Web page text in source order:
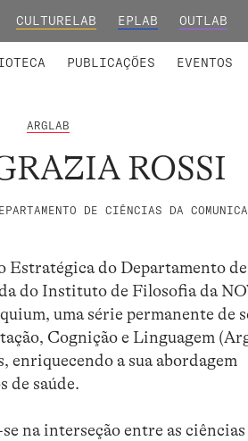
CULTURELAB EPLAB OUTLAB
PUBLICAÇÕES EVENTOS
ARGLAB
ROSSI
DE CIÊNCIAS DA
do Departamento
do Instituto de Filosofia da
uma série permanente de
Cognição e Linguagem
enriquecendo a sua abordagem
de saúde.
na interseção entre as